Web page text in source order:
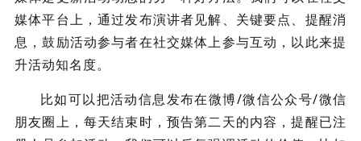
媒体平台上，通过发布演讲者见解、关键要点、提醒消
息，鼓励活动参与者在社交媒体上参与互动，以此来提
升活动知名度。
比如可以把活动信息发布在微博/微信公众号/微信
朋友圈上，每天结束时，预告第二天的内容，提醒已注